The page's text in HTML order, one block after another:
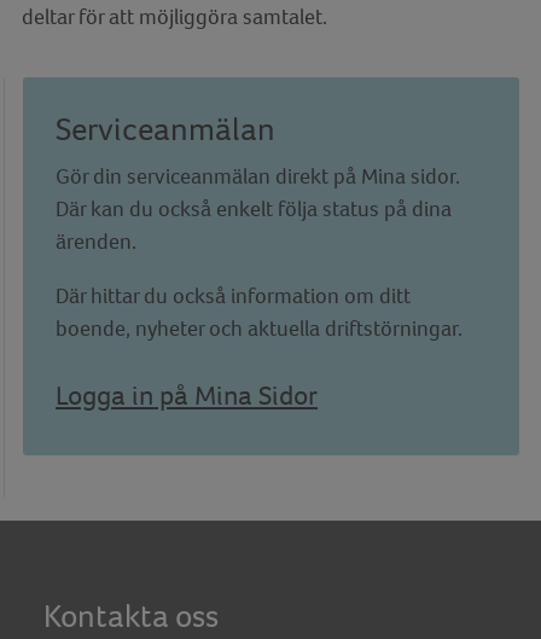
deltar för att möjliggöra samtalet.
Serviceanmälan
Gör din serviceanmälan direkt på Mina sidor.
Där kan du också enkelt följa status på dina
ärenden.
Där hittar du också information om ditt
boende, nyheter och aktuella driftstörningar.
Logga in på Mina Sidor
Kontakta oss